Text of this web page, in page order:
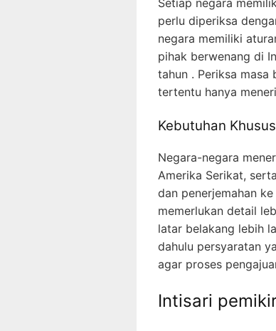
perlu diperiksa
negara memiliki
pihak berwenang di
tahun . Periksa masa
tertentu hanya
Kebutuhan
Negara-negara
Amerika Serikat,
dan penerjemahan
memerlukan detail
latar belakang lebih
dahulu persyaratan
agar proses
Intisari